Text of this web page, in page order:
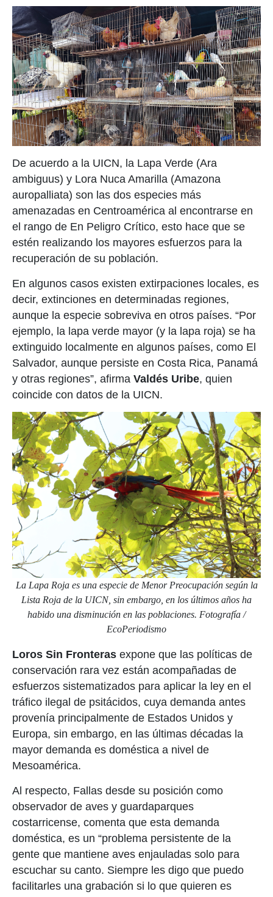
De acuerdo a la UICN, la Lapa Verde (Ara
ambiguus) y Lora Nuca Amarilla (Amazona
auropalliata) son las dos especies más
amenazadas en Centroamérica al encontrarse en
el rango de En Peligro Crítico, esto hace que se
estén realizando los mayores esfuerzos para la
recuperación de su población.
En algunos casos existen extirpaciones locales, es
decir, extinciones en determinadas regiones,
aunque la especie sobreviva en otros países. “Por
ejemplo, la lapa verde mayor (y la lapa roja) se ha
extinguido localmente en algunos países, como El
Salvador, aunque persiste en Costa Rica, Panamá
y otras regiones”, afirma Valdés Uribe, quien
coincide con datos de la UICN.
La Lapa Roja es una especie de Menor Preocupación según la
Lista Roja de la UICN, sin embargo, en los últimos años ha
habido una disminución en las poblaciones. Fotografía /
EcoPeriodismo
Loros Sin Fronteras expone que las políticas de
conservación rara vez están acompañadas de
esfuerzos sistematizados para aplicar la ley en el
tráfico ilegal de psitácidos, cuya demanda antes
provenía principalmente de Estados Unidos y
Europa, sin embargo, en las últimas décadas la
mayor demanda es doméstica a nivel de
Mesoamérica.
Al respecto, Fallas desde su posición como
observador de aves y guardaparques
costarricense, comenta que esta demanda
doméstica, es un “problema persistente de la
gente que mantiene aves enjauladas solo para
escuchar su canto. Siempre les digo que puedo
facilitarles una grabación si lo que quieren es